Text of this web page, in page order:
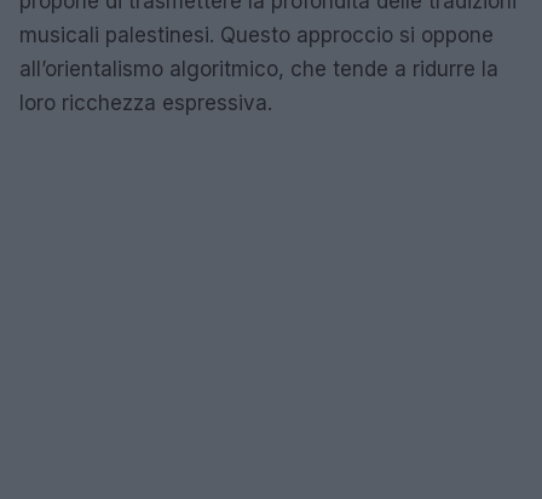
musicali palestinesi. Questo approccio si oppone
all’orientalismo algoritmico, che tende a ridurre la
loro ricchezza espressiva.